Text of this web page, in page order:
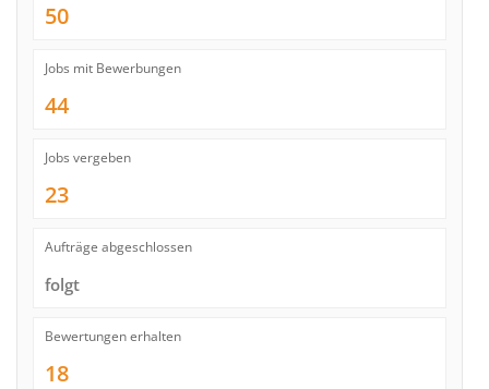
50
Jobs mit Bewerbungen
44
Jobs vergeben
23
Aufträge abgeschlossen
folgt
Bewertungen erhalten
18